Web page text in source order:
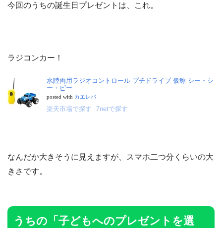
今回のうちの誕生日プレゼントは、これ。
ラジコンカー！
水陸両用ラジオコントロール プチドライブ 仮称 シー・シ
ー・ピー
posted with カエレバ
楽天市場で探す 7netで探す
なんだか大きそうに見えますが、スマホ二つ分くらいの大
きさです。
うちの「子どもへのプレゼントを選